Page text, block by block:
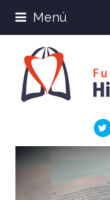
Menú
Reproductor
de